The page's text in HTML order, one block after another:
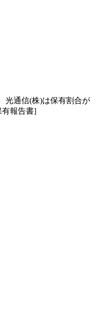
光通信(株)は保有割合が
有報告書]